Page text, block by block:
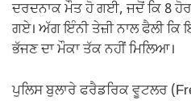
ਦਰਦਨਾਕ ਮੌਤ ਹੋ ਗਈ, ਜਦੋਂ ਕਿ 8
ਗਏ। ਅੱਗ ਇੰਨੀ ਤੇਜ਼ੀ ਨਾਲ ਫੈਲੀ
ਭੱਜਣ ਦਾ ਮੌਕਾ ਤੱਕ ਨਹੀਂ ਮਿਲਿਆ।
ਪੁਲਿਸ ਬੁਲਾਰੇ ਫਰੈਡਰਿਕ ਵੂਟਲਰ